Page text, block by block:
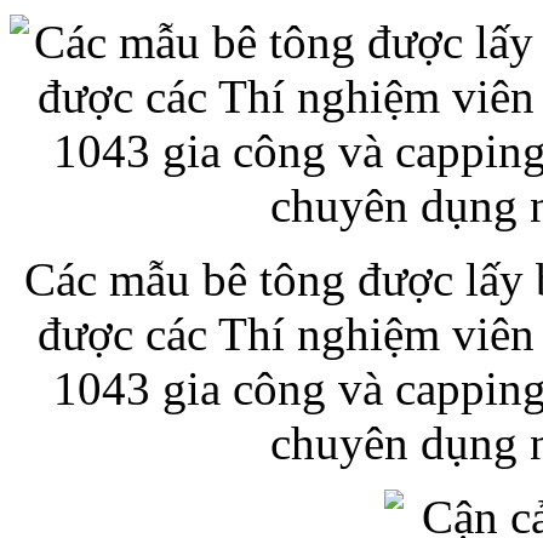
Các mẫu bê tông được
được các Thí nghiệm
1043 gia công và
chuyên dụng